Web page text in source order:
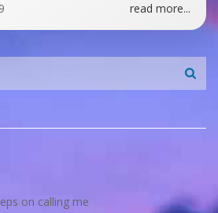
read more...
on calling me